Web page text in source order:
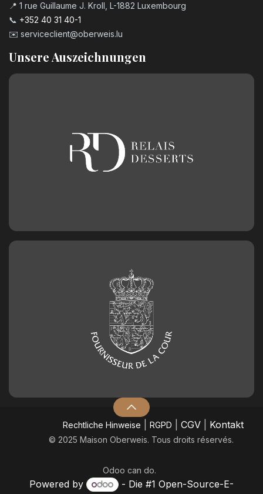
📍 1 rue Guillaume J. Kroll, L-1882 Luxembourg
📞 +352 40 31 40-1
✉️ serviceclient@oberweis.lu
Unsere Auszeichnungen
​Rechtliche Hinweise RGPD CGV| Kontakt
© 2025 Maison Oberweis. Tous droits réservés.
Odoo can do.
Powered by - Die #1 Open-Source-E-